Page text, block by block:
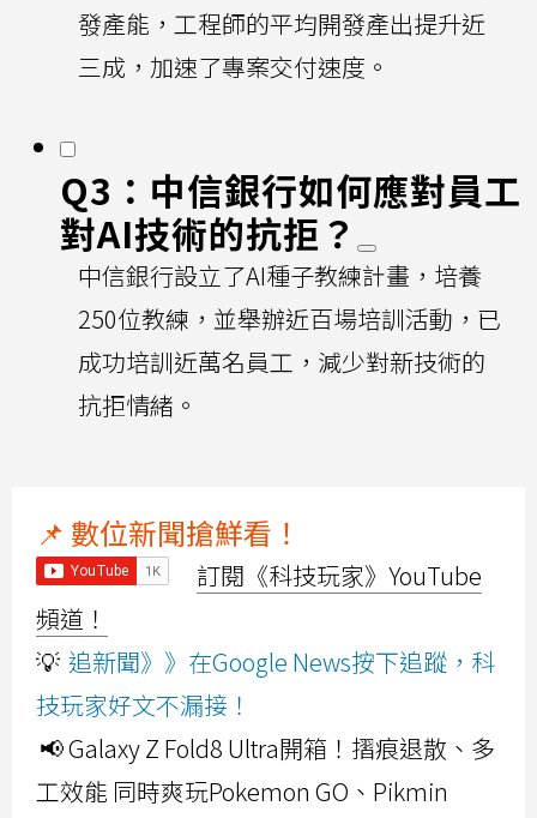
發產能，工程師的平均開發產出提升近
三成，加速了專案交付速度。
Q3：中信銀行如何應對員工
對AI技術的抗拒？
中信銀行設立了AI種子教練計畫，培養
250位教練，並舉辦近百場培訓活動，已
成功培訓近萬名員工，減少對新技術的
抗拒情緒。
📌 數位新聞搶鮮看！
訂閱《科技玩家》YouTube
頻道！
💡 追新聞》》在Google News按下追蹤，科
技玩家好文不漏接！
📢 Galaxy Z Fold8 Ultra開箱！摺痕退散、多
工效能 同時爽玩Pokemon GO、Pikmin